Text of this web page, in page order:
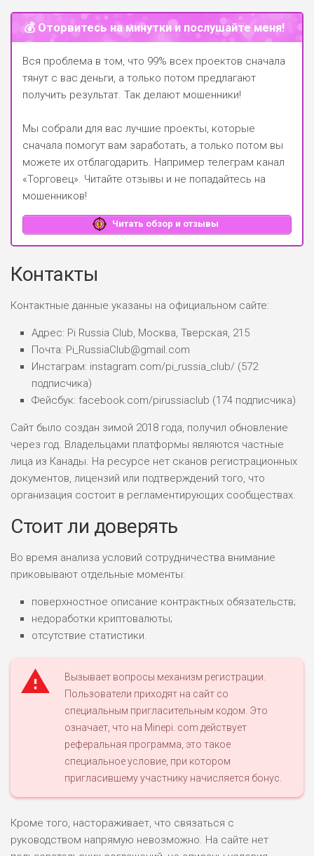
💰 Оторвитесь на минутки и послушайте меня!
Вся проблема в том, что 99% всех проектов сначала
тянут с вас деньги, а только потом предлагают
получить результат. Так делают мошенники!
Мы собрали для вас лучшие проекты, которые
сначала помогут вам заработать, а только потом вы
можете их отблагодарить. Например телеграм канал
«Торговец». Читайте отзывы и не попадайтесь на
мошенников!
Читать обзор и отзывы
Контакты
Контактные данные указаны на официальном сайте:
Адрес: Pi Russia Club, Москва, Тверская, 215
Почта: Pi_RussiaClub@gmail.com
Инстаграм: instagram.com/pi_russia_club/ (572
подписчика)
Фейсбук: facebook.com/pirussiaclub (174 подписчика)
Сайт было создан зимой 2018 года, получил обновление
через год. Владельцами платформы являются частные
лица из Канады. На ресурсе нет сканов регистрационных
документов, лицензий или подтверждений того, что
организация состоит в регламентирующих сообществах.
Стоит ли доверять
Во время анализа условий сотрудничества внимание
приковывают отдельные моменты:
поверхностное описание контрактных обязательств;
недоработки криптовалюты;
отсутствие статистики.
Вызывает вопросы механизм регистрации.
Пользователи приходят на сайт со
специальным пригласительным кодом. Это
означает, что на Minepi. com действует
реферальная программа, это такое
специальное условие, при котором
пригласившему участнику начисляется бонус.
Кроме того, настораживает, что связаться с
руководством напрямую невозможно. На сайте нет